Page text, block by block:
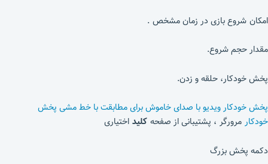
امکان شروع بازی در زمان مشخص .
مقدار حجم شروع.
پخش خودکار، حلقه و زدن.
پخش خودکار ویدیو با صدای خاموش برای مطابقت با خط مشی پخش
خودکار مرورگر ، پشتیبانی از صفحه کلید اختیاری
دکمه پخش بزرگ